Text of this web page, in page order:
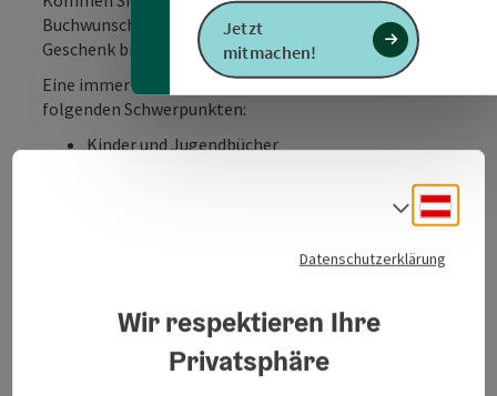
Jetzt
mitmachen!
Buchwunsch, für eine Empfehlung oder wenn sie ein
Geschenk brauchen – ich freue mich auf Sie!
Eine immer aktuelle Auswahl – unter anderem mit
folgenden Schwerpunkten:
Kinder und Jugendbücher
Sachthemen, Politik, Philosophie, Ratgeber
Garten
Kunst, Fotografie, Design, Architektur, Interior
Datenschutzerklärung
Wir respektieren Ihre
Privatsphäre